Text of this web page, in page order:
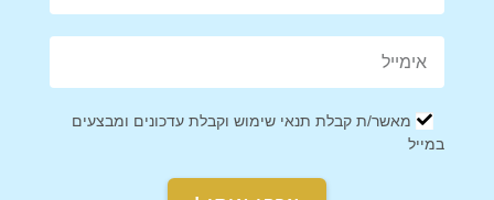
מאשר/ת קבלת תנאי שימוש וקבלת עדכונים ומבצעים
במייל